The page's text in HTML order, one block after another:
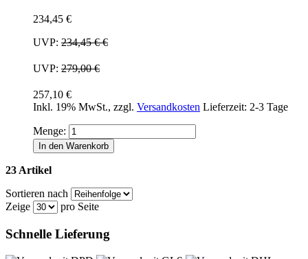
234,45 €
UVP: 234,45 €€
UVP: 279,00 €
257,10 €
Inkl. 19% MwSt., zzgl. Versandkosten Lieferzeit: 2-3 Tage
Menge:
In den Warenkorb
23 Artikel
Sortieren nach
Zeige
pro Seite
Schnelle Lieferung